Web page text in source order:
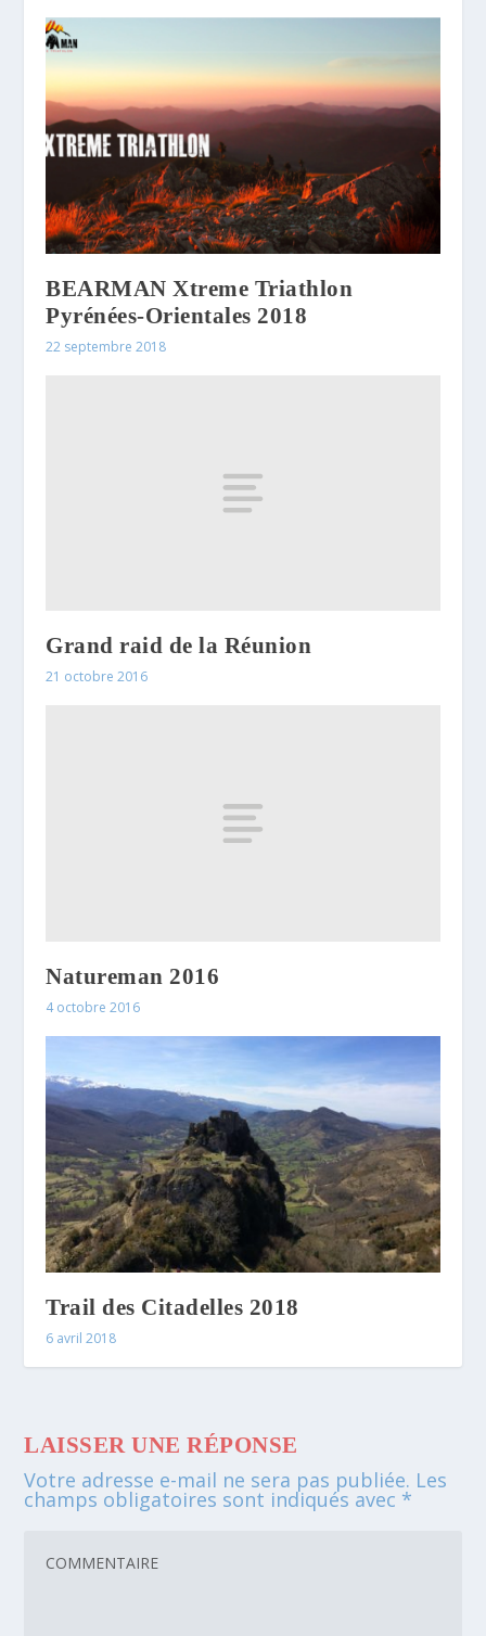
BEARMAN Xtreme Triathlon
Pyrénées-Orientales 2018
22 septembre 2018
Grand raid de la Réunion
21 octobre 2016
Natureman 2016
4 octobre 2016
Trail des Citadelles 2018
6 avril 2018
LAISSER UNE RÉPONSE
Votre adresse e-mail ne sera pas publiée. Les
champs obligatoires sont indiqués avec *